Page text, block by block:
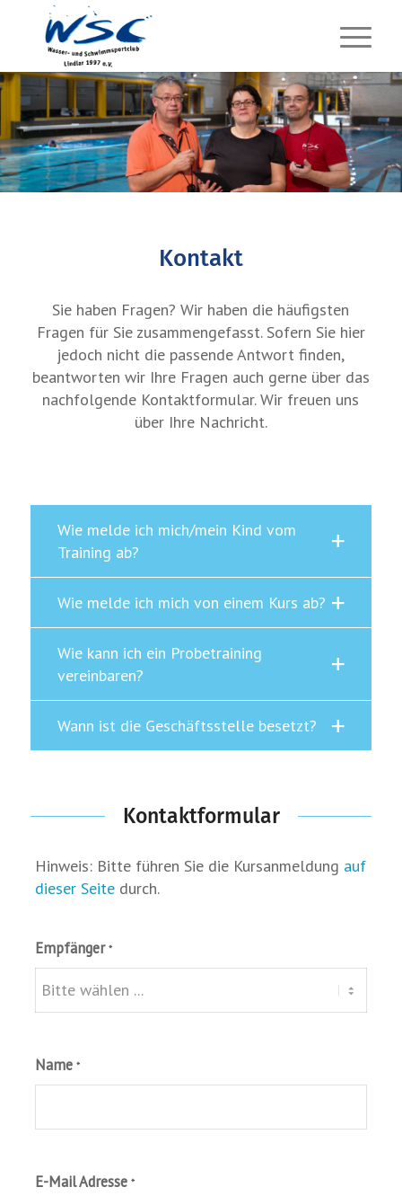
Kontakt
Sie haben Fragen? Wir haben die häufigsten
Fragen für Sie zusammengefasst. Sofern Sie hier
jedoch nicht die passende Antwort finden,
beantworten wir Ihre Fragen auch gerne über das
nachfolgende Kontaktformular. Wir freuen uns
über Ihre Nachricht.
Wie melde ich mich/mein Kind vom
Training ab?
Wie melde ich mich von einem Kurs ab?
Wie kann ich ein Probetraining
vereinbaren?
Wann ist die Geschäftsstelle besetzt?
Kontaktformular
Hinweis: Bitte führen Sie die Kursanmeldung auf
dieser Seitedurch.
Empfänger*
Name *
E-Mail Adresse *